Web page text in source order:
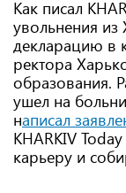
Как писал
увольнения
декларацию в
ректора
образования.
ушел на
написал
KHARKIV
карьеру и